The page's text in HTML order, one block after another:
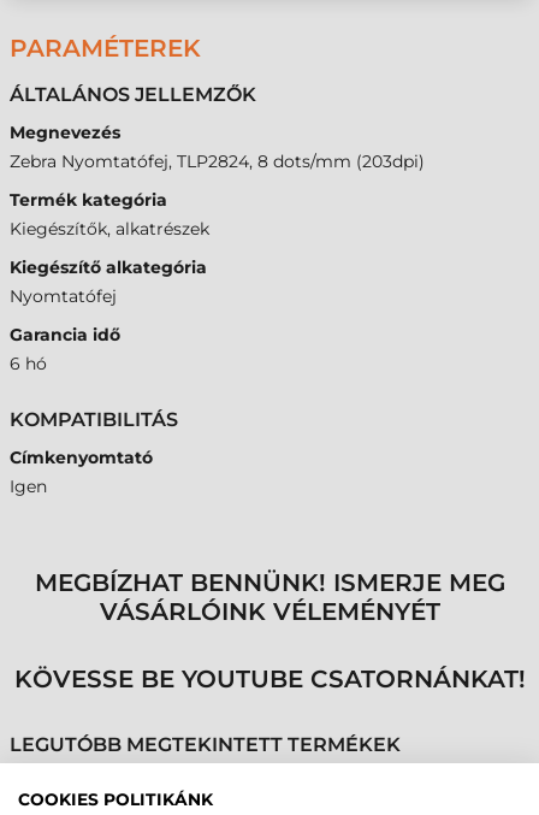
PARAMÉTEREK
ÁLTALÁNOS JELLEMZŐK
Megnevezés
Zebra Nyomtatófej, TLP2824, 8 dots/mm (203dpi)
Termék kategória
Kiegészítők, alkatrészek
Kiegészítő alkategória
Nyomtatófej
Garancia idő
6 hó
KOMPATIBILITÁS
Címkenyomtató
Igen
MEGBÍZHAT BENNÜNK! ISMERJE MEG
VÁSÁRLÓINK VÉLEMÉNYÉT
KÖVESSE BE YOUTUBE CSATORNÁNKAT!
LEGUTÓBB MEGTEKINTETT TERMÉKEK
COOKIES POLITIKÁNK